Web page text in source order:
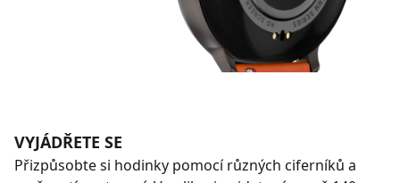
VYJÁDŘETE SE
Přizpůsobte si hodinky pomocí různých ciferníků a